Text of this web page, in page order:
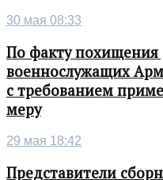
30 мая 08:33
По факту похищения
военнослужащих
с требованием
меру
29 мая 18:42
Представители